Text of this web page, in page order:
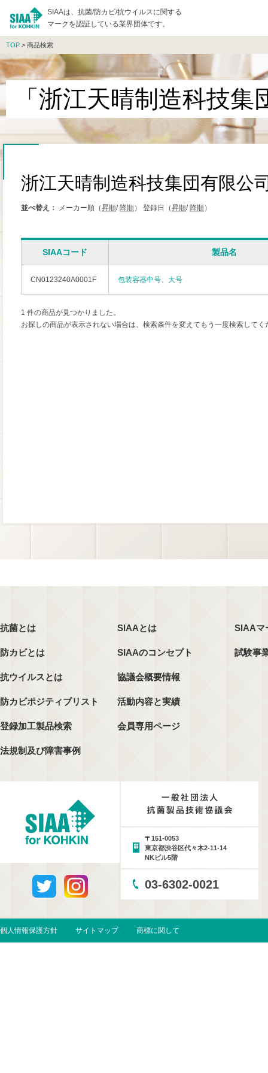
SIAAは、抗菌/防カビ/抗ウイルスに関する
マークを認証している業界団体です。
TOP > 商品検索
「浙江天晴制造科技
浙江天晴制造科技集団有限公
並べ替え： メーカー順（昇順/ 降順） 登録日（昇順/ 降順）
SIAAコード 製品名
CN0123240A0001F 包装容器中号、大号
1 件の商品が見つかりました。
お探しの商品が表示されない場合は、検索条件を変えてもう一度検索してく
抗菌とは
防カビとは
抗ウイルスとは
防カビポジティブリスト
登録加工製品検索
法規制及び障害事例
SIAAとは
SIAAのコンセプト
協議会概要情報
活動内容と実績
会員専用ページ
SIAAマ
試験事
〒151-0053
東京都渋谷区代々木2-11-14
NKビル5階
03-6302-0021
個人情報保護方針 サイトマップ 商標に関して